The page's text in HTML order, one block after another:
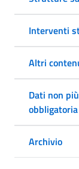
Interventi
Altri
Dati non
obbligatoria
Archivio